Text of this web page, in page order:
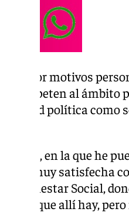
por «por motivos
competen al
política como
en la que he
voy muy satisfecha
de Bienestar Social,
que allí hay,